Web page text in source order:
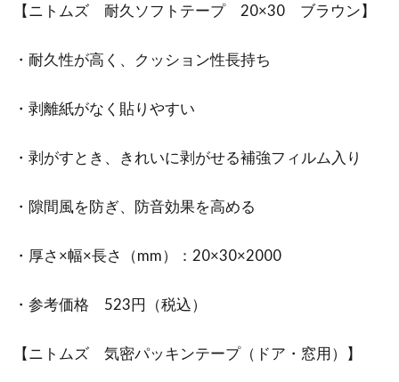
【ニトムズ 耐久ソフトテープ 20×30 ブラウン】
・耐久性が高く、クッション性長持ち
・剥離紙がなく貼りやすい
・剥がすとき、きれいに剥がせる補強フィルム入り
・隙間風を防ぎ、防音効果を高める
・厚さ×幅×長さ（mm）：20×30×2000
・参考価格 523円（税込）
【ニトムズ 気密パッキンテープ（ドア・窓用）】